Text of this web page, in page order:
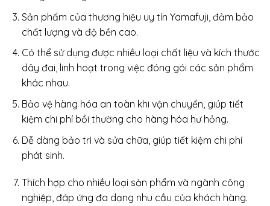
Sản phẩm của thương hiệu uy tín Yamafuji, đảm bảo
chất lượng và độ bền cao.
Có thể sử dụng được nhiều loại chất liệu và kích thước
dây đai, linh hoạt trong việc đóng gói các sản phẩm
khác nhau.
Bảo vệ hàng hóa an toàn khi vận chuyển, giúp tiết
kiệm chi phí bồi thường cho hàng hóa hư hỏng.
Dễ dàng bảo trì và sửa chữa, giúp tiết kiệm chi phí
phát sinh.
Thích hợp cho nhiều loại sản phẩm và ngành công
nghiệp, đáp ứng đa dạng nhu cầu của khách hàng.